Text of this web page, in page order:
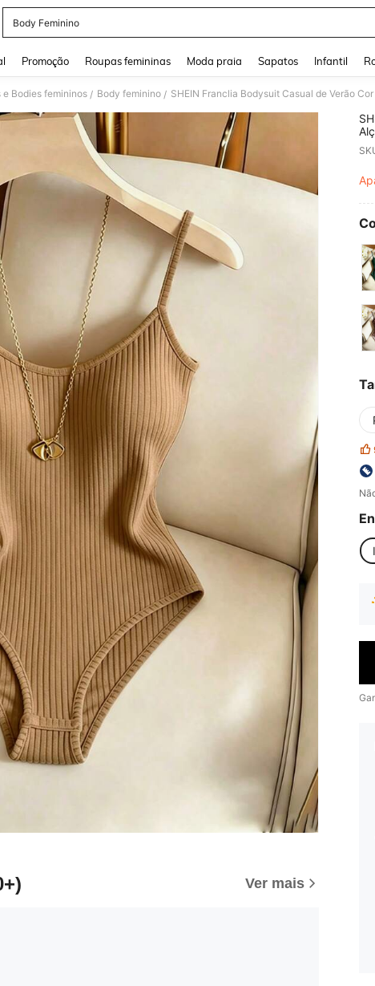
Body Feminino
Promoção Roupas femininas Moda praia Sapatos Infantil
Bodies femininos / Body feminino / SHEIN Franclia Bodysuit Casual de Verão
Ver mais